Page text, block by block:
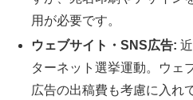
用が必要です。
ウェブサイト・SNS広告:
ターネット選挙運動。ウェ
広告の出稿費も考慮に入れ